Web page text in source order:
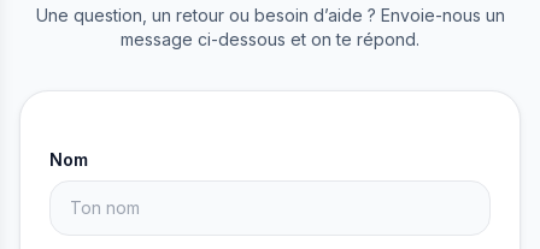
Une question, un retour ou besoin d’aide ? Envoie-nous un
message ci-dessous et on te répond.
Nom